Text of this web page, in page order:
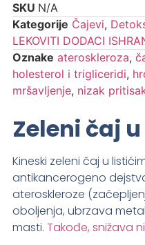
SKU N/A
Kategorije Čajevi,
LEKOVITI DODACI
Oznake ateroskleroza,
holesterol i trigliceridi,
mršavljenje, nizak
Zeleni čaj
Kineski zeleni čaj u
antikancerogeno
ateroskleroze
oboljenja, ubrzava
masti. Takođe, snižava